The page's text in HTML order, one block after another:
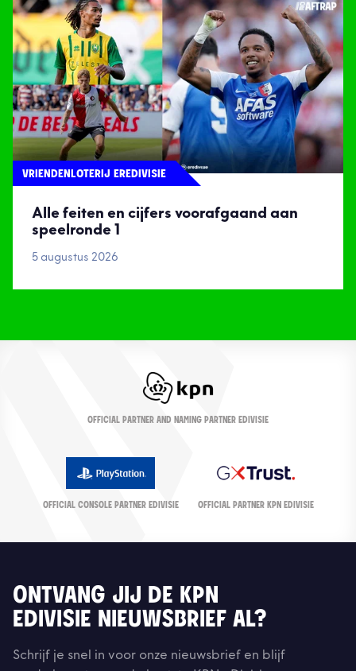
Alle feiten en cijfers voorafgaand aan
speelronde 1
VRIENDENLOTERIJ EREDIVISIE
5 augustus 2026
OFFICIAL PARTNER AND NAMING PARTNER EDIVISIE
OFFICIAL CONSOLE PARTNER EDIVISIE OFFICIAL PARTNER KPN EDIVISIE
ONTVANG JIJ DE KPN
EDIVISIE NIEUWSBRIEF AL?
Schrijf je snel in voor onze nieuwsbrief en blijf